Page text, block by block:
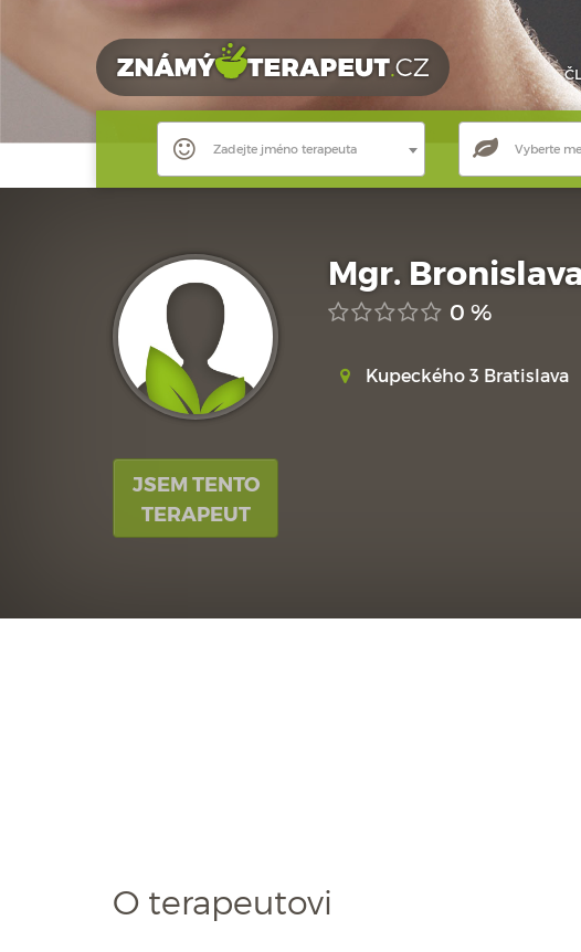
Zadejte jméno terapeuta Vyberte
JSEM TENTO
TERAPEUT
Mgr.
0 %
Kupeckého 3 Bratislava
O terapeutovi